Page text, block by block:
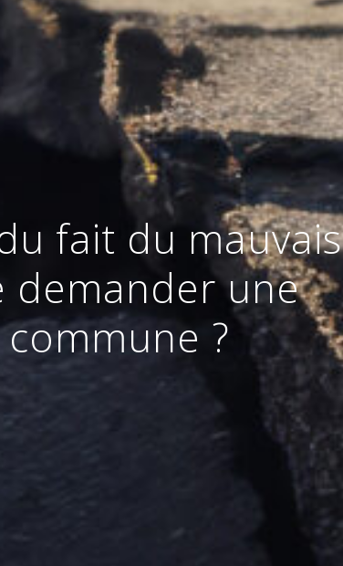
fait du mauvais
demander une
?